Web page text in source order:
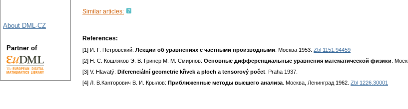
Similar articles:
References:
[1] И. Г. Петровский: Лекции об уравнениях с частными производными . Москва 1953. Zbl 1151.94459
[2] Н. С. Кошляков Э. В. Гринер М. М. Смирнов: Основные дифференциальные уравнения математической физики .
[3] V. Hlavatý: Diferenciální geometrie křivek a ploch a tensorový počet . Praha 1937.
[4] Л. В.Канторович В. И. Крылов: Приближенные методы высшего анализа . Москва, Ленинград 1962. Zbl 1226.30001
About DML-CZ
Partner of